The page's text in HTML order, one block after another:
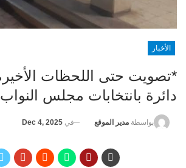
الأخبار
دائرة بانتخابات مجلس النواب 2025*
بواسطة مدير الموقع في Dec 4, 2025